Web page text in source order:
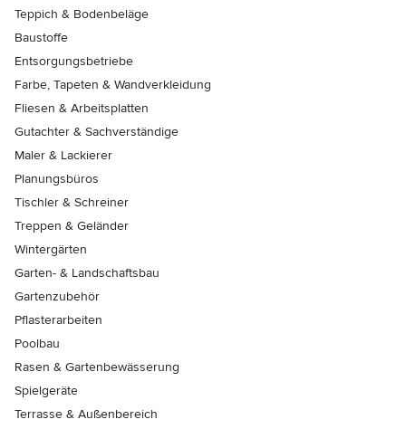
Teppich & Bodenbeläge
Baustoffe
Entsorgungsbetriebe
Farbe, Tapeten & Wandverkleidung
Fliesen & Arbeitsplatten
Gutachter & Sachverständige
Maler & Lackierer
Planungsbüros
Tischler & Schreiner
Treppen & Geländer
Wintergärten
Garten- & Landschaftsbau
Gartenzubehör
Pflasterarbeiten
Poolbau
Rasen & Gartenbewässerung
Spielgeräte
Terrasse & Außenbereich